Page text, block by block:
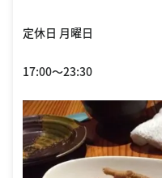
定休日 月曜日
17:00〜23:30